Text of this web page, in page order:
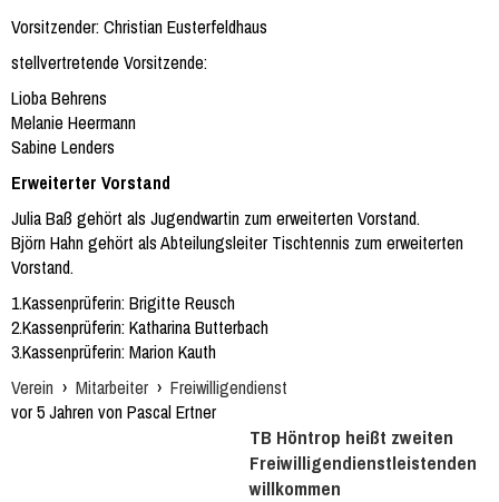
Vorsitzender: Christian Eusterfeldhaus
stellvertretende Vorsitzende:
Lioba Behrens
Melanie Heermann
Sabine Lenders
Erweiterter Vorstand
Julia Baß gehört als Jugendwartin zum erweiterten Vorstand.
Björn Hahn gehört als Abteilungsleiter Tischtennis zum erweiterten
Vorstand.
1.Kassenprüferin: Brigitte Reusch
2.Kassenprüferin: Katharina Butterbach
3.Kassenprüferin: Marion Kauth
Verein › Mitarbeiter › Freiwilligendienst
vor 5 Jahren von Pascal Ertner
TB Höntrop heißt zweiten
Freiwilligendienstleistenden
willkommen